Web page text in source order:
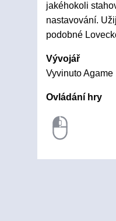
jakéhokoli
nastavování.
podobné
Vývojář
Vyvinuto Agame
Ovládání hry